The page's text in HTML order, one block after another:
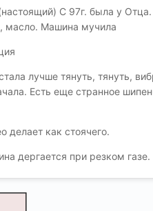
С 97г. была у Отца.
масло. Машина мучила
лучше тянуть, тянуть,
Есть еще странное
как стоячего.
дергается при резком газе.